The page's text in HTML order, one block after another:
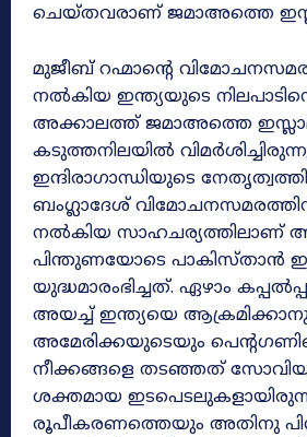
ചെയ്തവരാണ് ജമാഅത്തെ
മുജീബ്‌ റഹ്മാന്റെ
നൽകിയ ഇന്ത്യയുടെ
അക്കാലത്ത് ജമാഅത്തെ
കടുത്തനിലയിൽ
ഇന്ദിരാഗാന്ധിയുടെ
ബംഗ്ലാദേശ്
നൽകിയ സാഹചര്യത്തിലാണ്
പിന്തുണയോടെ പാകിസ്‌താൻ
യുദ്ധമാരംഭിച്ചത്. ഏഴാം
അയച്ച് ഇന്ത്യയെ
അമേരിക്കയുടെയും
നീക്കങ്ങളെ തടഞ്ഞത്
ശക്തമായ
രൂപീകരണത്തെയും അതിനു